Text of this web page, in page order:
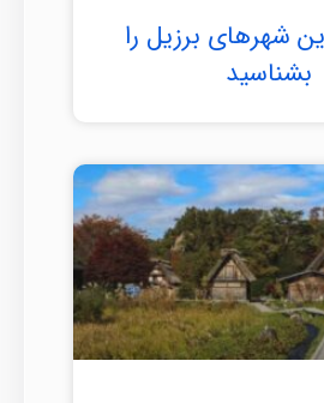
شهرهای برزیل را
بشناسید